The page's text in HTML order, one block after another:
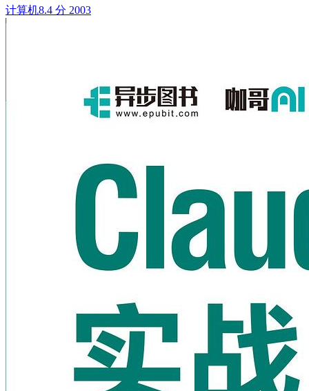
计算机8.4 分 2003